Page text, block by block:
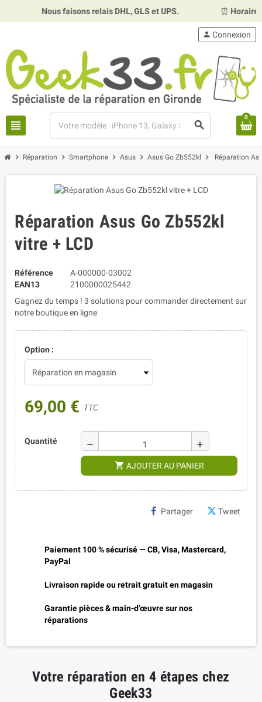
Nous faisons relais DHL, GLS et UPS. Horaires :Mardi,
view_headline search
person Connexion
0
chevron_right Réparation chevron_right Smartphone chevron_right Asus chevron_right Asus Go Zb552kl chevron_right Réparation
Réparation Asus Go Zb552kl
vitre + LCD
Référence
A-000000-03002
EAN13
2100000025442
Gagnez du temps ! 3 solutions pour commander directement sur
notre boutique en ligne
Option :
69,00 € TTC
Quantité remove add
shopping_cart AJOUTER AU PANIER
Partager Tweet
Paiement 100 % sécurisé — CB, Visa, Mastercard,
PayPal
Livraison rapide ou retrait gratuit en magasin
Garantie pièces & main-d'œuvre sur nos
réparations
Votre réparation en 4 étapes chez
Geek33